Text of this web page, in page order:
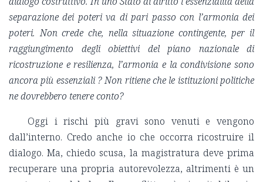
separazione dei poteri va di pari passo con l’armonia dei
poteri. Non crede che, nella situazione contingente, per il
raggiungimento degli obiettivi del piano nazionale di
ricostruzione e resilienza, l’armonia e la condivisione sono
ancora più essenziali ? Non ritiene che le istituzioni politiche
ne dovrebbero tenere conto?
Oggi i rischi più gravi sono venuti e vengono
dall’interno. Credo anche io che occorra ricostruire il
dialogo. Ma, chiedo scusa, la magistratura deve prima
recuperare una propria autorevolezza, altrimenti è un